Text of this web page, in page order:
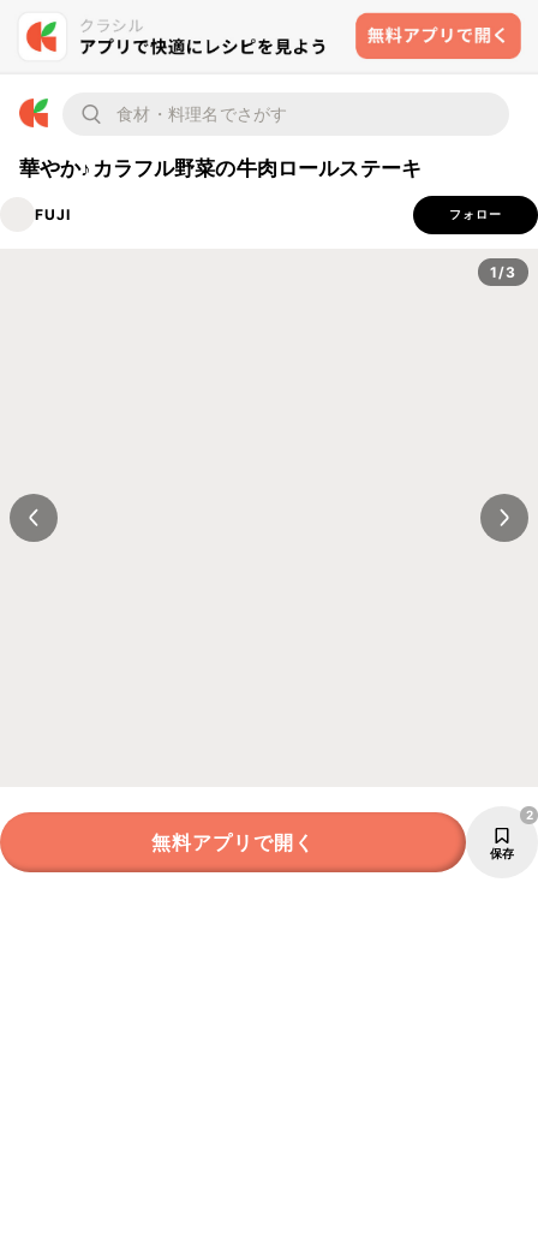
華やか♪カラフル野菜の牛肉ロールステーキ
FUJI フォロー
1/3
無料アプリで開く 保存
2